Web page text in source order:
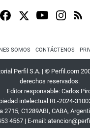
SOMOS CONTÁCTENOS
Perfil S.A. | © Perfil.com
derechos reservados.
Editor responsable: Carlos
intelectual RL-2024-
2715, C1289ABI, CABA,
4567 | E-mail: